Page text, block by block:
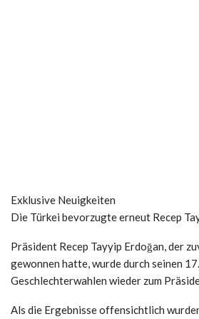
Exklusive Neuigkeiten
Die Türkei bevorzugte erneut Recep
Präsident Recep Tayyip Erdoğan, der
gewonnen hatte, wurde durch seinen
Geschlechterwahlen wieder zum
Als die Ergebnisse offensichtlich